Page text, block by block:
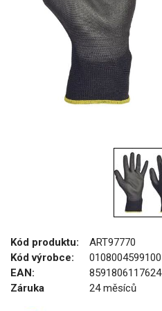
Kód produktu:
ART97770
Kód výrobce:
0108004599100
EAN:
8591806117624
Záruka
24 měsíců